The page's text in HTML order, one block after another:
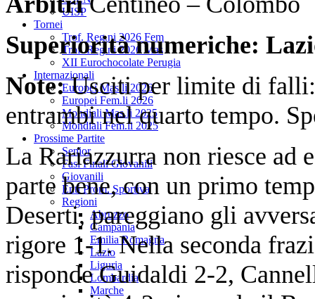
UISP
Tornei
Trof. Reg.ni 2026 Fem
Trof. Reg.ni 2026 Mas
XII Eurochocolate Perugia
Internazionali
Europei Mas.li 2026
Europei Fem.li 2026
Mondiali Mas.li 2025
Mondiali Fem.li 2025
Prossime Partite
Senior
Fasi Finali Giovanili
Giovanili
Enti Prom. Sportiva
Regioni
Abruzzo
Campania
Emilia Romagna
Lazio
Liguria
Lombardia
Marche
Superiorità numeriche:
Note:Usciti per limite di
entrambi nel quarto tempo.
La Rariazzurra non riesce ad
parte bene, con un primo
Deserti, pareggiano gli
rigore 1-1. Nella seconda
risponde Guidaldi 2-2,